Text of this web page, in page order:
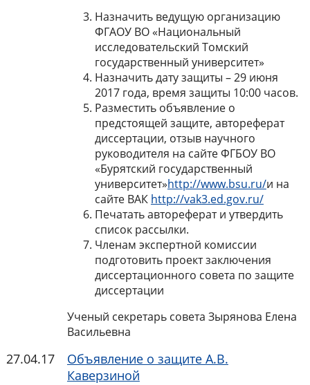
Назначить ведущую организацию
ФГАОУ ВО «Национальный
исследовательский Томский
государственный университет»
Назначить дату защиты – 29 июня
2017 года, время защиты 10:00 часов.
Разместить объявление о
предстоящей защите, автореферат
диссертации, отзыв научного
руководителя на сайте ФГБОУ ВО
«Бурятский государственный
университет»http://www.bsu.ru/и на
сайте ВАК http://vak3.ed.gov.ru/
Печатать автореферат и утвердить
список рассылки.
Членам экспертной комиссии
подготовить проект заключения
диссертационного совета по защите
диссертации
Ученый секретарь совета Зырянова Елена
Васильевна
27.04.17
Объявление о защите А.В.
Каверзиной